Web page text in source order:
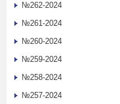
№262-2024
№261-2024
№260-2024
№259-2024
№258-2024
№257-2024